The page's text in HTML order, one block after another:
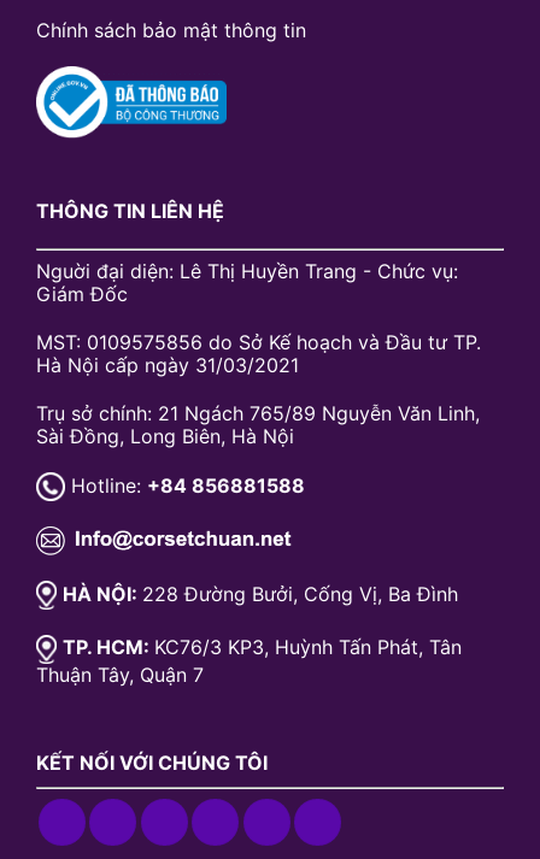
Chính sách bảo mật thông tin
THÔNG TIN LIÊN HỆ
Nguời đại diện: Lê Thị Huyền Trang - Chức vụ:
Giám Đốc
MST: 0109575856 do Sở Kế hoạch và Đầu tư TP.
Hà Nội cấp ngày 31/03/2021
Trụ sở chính: 21 Ngách 765/89 Nguyễn Văn Linh,
Sài Đồng, Long Biên, Hà Nội
Hotline: +84 856881588
HÀ NỘI: 228 Đường Bưởi, Cống Vị, Ba Đình
TP. HCM: KC76/3 KP3, Huỳnh Tấn Phát, Tân
Thuận Tây, Quận 7
KẾT NỐI VỚI CHÚNG TÔI